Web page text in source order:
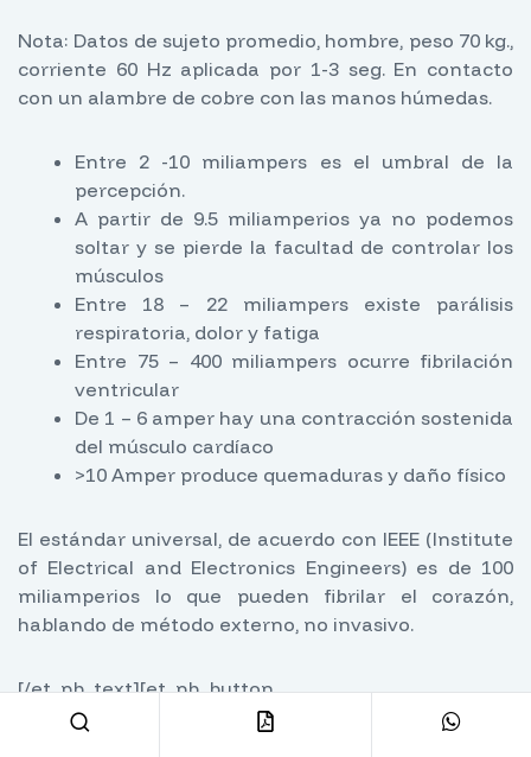
Nota: Datos de sujeto promedio, hombre, peso 70 kg.,
corriente 60 Hz aplicada por 1-3 seg. En contacto
con un alambre de cobre con las manos húmedas.
Entre 2 -10 miliampers es el umbral de la
percepción.
A partir de 9.5 miliamperios ya no podemos
soltar y se pierde la facultad de controlar los
músculos
Entre 18 – 22 miliampers existe parálisis
respiratoria, dolor y fatiga
Entre 75 – 400 miliampers ocurre fibrilación
ventricular
De 1 – 6 amper hay una contracción sostenida
del músculo cardíaco
>10 Amper produce quemaduras y daño físico
El estándar universal, de acuerdo con IEEE (Institute
of Electrical and Electronics Engineers) es de 100
miliamperios lo que pueden fibrilar el corazón,
hablando de método externo, no invasivo.
[/et_pb_text][et_pb_button
button_url=»https://dwppon.com/wp-